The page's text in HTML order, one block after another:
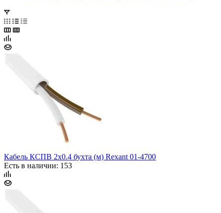
Кабель КСПВ 2х0.4 бухта (м) Rexant 01-4700
Есть в наличии: 153